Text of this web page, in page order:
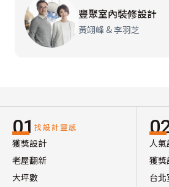
豐聚室內裝修設計
黃翊峰 & 李羽芝
01 找設計靈感
獲獎設計
老屋翻新
大坪數
人氣
獲獎
台